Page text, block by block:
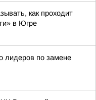
как проходит
в Югре
лидеров по замене